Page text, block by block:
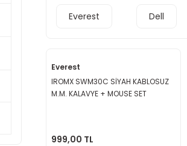
Everest Dell
Everest
IROMX SWM30C SİYAH KABLOSUZ
M.M. KALAVYE + MOUSE SET
999,00 TL